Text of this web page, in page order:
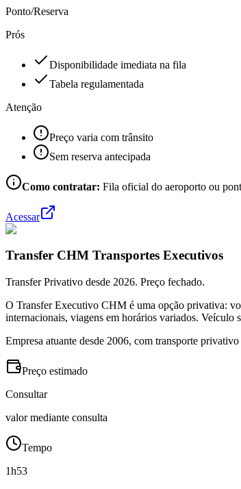
Ponto/Reserva
Prós
Disponibilidade imediata na fila
Tabela regulamentada
Atenção
Preço varia com trânsito
Sem reserva antecipada
Como contratar: Fila oficial do aeroporto ou
Acessar
Transfer CHM Transportes Executivos
Transfer Privativo desde 2026. Preço fechado.
O Transfer Executivo CHM é uma opção privativa:
internacionais, viagens em horários variados. Veículo
Empresa atuante desde 2006, com transporte
Preço estimado
Consultar
valor mediante consulta
Tempo
1h53